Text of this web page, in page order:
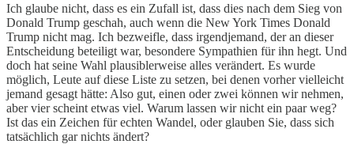
Ich glaube nicht, dass es ein Zufall ist, dass dies nach dem Sieg von
Donald Trump geschah, auch wenn die New York Times Donald
Trump nicht mag. Ich bezweifle, dass irgendjemand, der an dieser
Entscheidung beteiligt war, besondere Sympathien für ihn hegt. Und
doch hat seine Wahl plausiblerweise alles verändert. Es wurde
möglich, Leute auf diese Liste zu setzen, bei denen vorher vielleicht
jemand gesagt hätte: Also gut, einen oder zwei können wir nehmen,
aber vier scheint etwas viel. Warum lassen wir nicht ein paar weg?
Ist das ein Zeichen für echten Wandel, oder glauben Sie, dass sich
tatsächlich gar nichts ändert?